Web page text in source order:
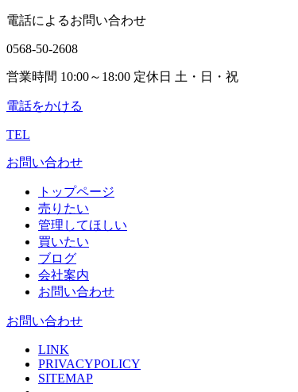
電話によるお問い合わせ
0568-50-2608
営業時間 10:00～18:00 定休日 土・日・祝
電話をかける
TEL
お問い合わせ
トップページ
売りたい
管理してほしい
買いたい
ブログ
会社案内
お問い合わせ
お問い合わせ
LINK
PRIVACYPOLICY
SITEMAP